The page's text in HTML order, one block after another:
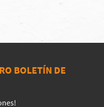
BOLETÍN DE